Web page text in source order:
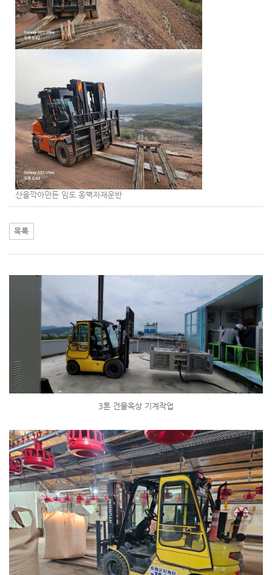
산을깍아만든 임도 옹벽자재운반
3톤 건물옥상 기계작업